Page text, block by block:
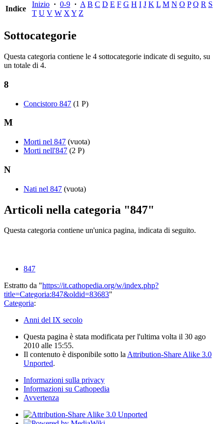
Indice
Inizio · 0-9 · A B C D E F G H I J K L M N O P Q R S
T U V W XY Z
Sottocategorie
Questa categoria contiene le 4 sottocategorie indicate di seguito, su
un totale di 4.
8
Concistoro 847 (1 P)
M
Morti nel 847 (vuota)
Morti nell'847 (2 P)
N
Nati nel 847 (vuota)
Articoli nella categoria "847"
Questa categoria contiene un'unica pagina, indicata di seguito.
847
Estratto da "https://it.cathopedia.org/w/index.php?
title=Categoria:847&oldid=83683"
Categoria:
Anni del IX secolo
Questa pagina è stata modificata per l'ultima volta il 30 ago
2010 alle 15:55.
Il contenuto è disponibile sotto la Attribution-Share Alike 3.0
Unported.
Informazioni sulla privacy
Informazioni su Cathopedia
Avvertenza